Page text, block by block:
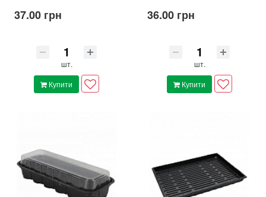
37.00 грн
шт.
Купити
36.00 грн
шт.
Купити